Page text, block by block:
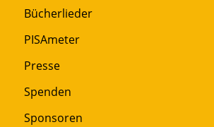
Bücherlieder
PISAmeter
Presse
Spenden
Sponsoren